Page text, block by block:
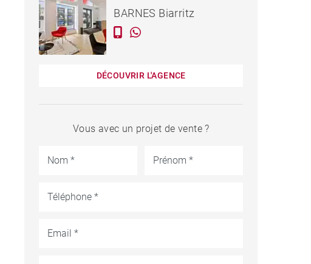
BARNES Biarritz
DÉCOUVRIR L'AGENCE
Vous avec un projet de vente ?